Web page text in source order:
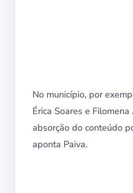
No município, por
Érica Soares e
absorção do conteúdo
aponta Paiva.